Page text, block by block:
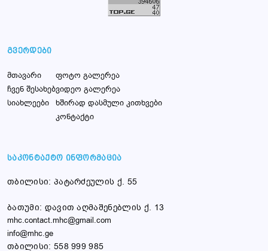
გვერდები
მთავარი
ჩვენ შესახებ
სიახლეები
ფოტო გალერეა
ვიდეო გალერეა
ხშირად დასმული კითხვები
კონტაქტი
საკონტაქტო ინფორმაცია
თბილისი: პატარძეულის ქ. 55
ბათუმი: დავით აღმაშენებლის ქ. 13
mhc.contact.mhc@gmail.com
info@mhc.ge
თბილისი: 558 999 985